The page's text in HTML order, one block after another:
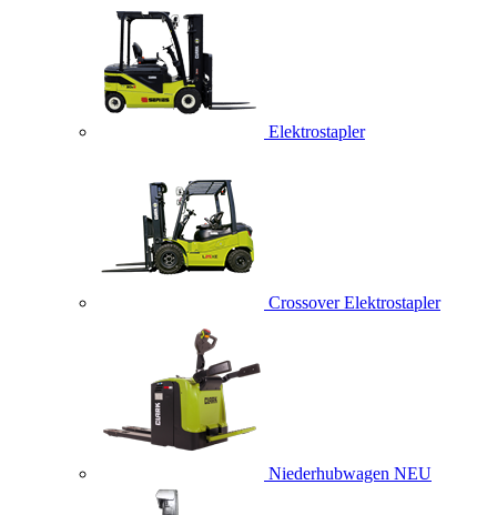
Elektrostapler
Crossover Elektrostapler
Niederhubwagen NEU